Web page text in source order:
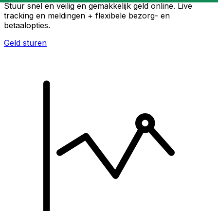
Stuur snel en veilig en gemakkelijk geld online. Live
tracking en meldingen + flexibele bezorg- en
betaalopties.
Geld sturen